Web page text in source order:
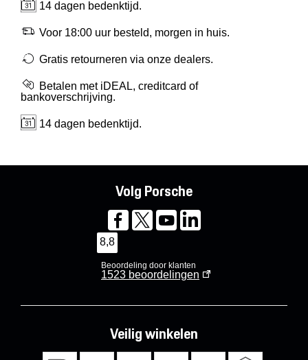
14 dagen bedenktijd.
Voor 18:00 uur besteld, morgen in huis.
Gratis retourneren via onze dealers.
Betalen met iDEAL, creditcard of
bankoverschrijving.
14 dagen bedenktijd.
Volg Porsche
8,8
Beoordeling door klanten
1523 beoordelingen
Veilig winkelen